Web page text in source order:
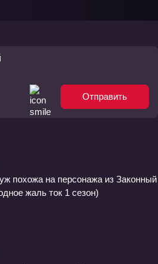
Отправить
похожа на персонажа из Законный
жаль ток 1 сезон)